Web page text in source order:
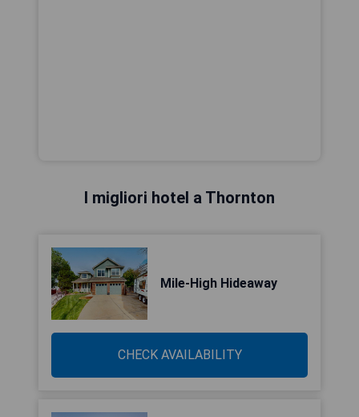
I migliori hotel a Thornton
Mile-High Hideaway
CHECK AVAILABILITY